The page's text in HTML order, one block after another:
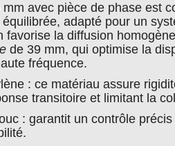
avec pièce de phase est
adapté pour un
favorise la diffusion
de 39 mm, qui optimise la
fréquence.
: ce matériau assure
transitoire et limitant la
: garantit un contrôle